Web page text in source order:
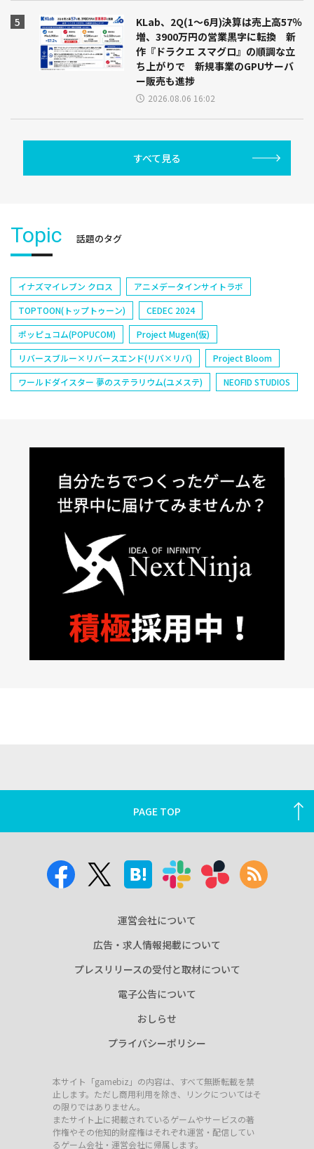
KLab、2Q(1～6月)決算は売上高57％
増、3900万円の営業黒字に転換 新
作『ドラクエ スマグロ』の順調な立
ち上がりで 新規事業のGPUサーバ
ー販売も進捗
2026.08.06 16:02
すべて見る
Topic 話題のタグ
イナズマイレブン クロス
アニメデータインサイトラボ
TOPTOON(トップトゥーン)
CEDEC 2024
ポッピュコム(POPUCOM)
Project Mugen(仮)
リバースブルー×リバースエンド(リバ×リバ)
Project Bloom
ワールドダイスター 夢のステラリウム(ユメステ)
NEOFID STUDIOS
PAGE TOP
運営会社について
広告・求人情報掲載について
プレスリリースの受付と取材について
電子公告について
おしらせ
プライバシーポリシー
本サイト「gamebiz」の内容は、すべて無断転載を禁
止します。ただし商用利用を除き、リンクについてはそ
の限りではありません。
またサイト上に掲載されているゲームやサービスの著
作権やその他知的財産権はそれぞれ運営・配信してい
るゲーム会社・運営会社に帰属します。